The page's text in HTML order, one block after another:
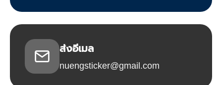
ส่งอีเมล
nuengsticker@gmail.com